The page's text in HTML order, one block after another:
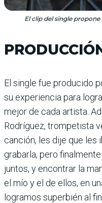
El clip del single
El single fue producido
su experiencia para
mejor de cada artista.
Rodríguez, trompetista
canción, les dije que les
grabarla, pero
juntos, y encontrar la
el mío y el de ellos, en
logramos superbién al